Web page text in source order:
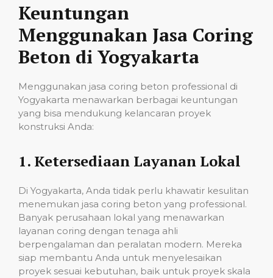
Keuntungan
Menggunakan Jasa Coring
Beton di Yogyakarta
Menggunakan jasa coring beton professional di
Yogyakarta menawarkan berbagai keuntungan
yang bisa mendukung kelancaran proyek
konstruksi Anda:
1. Ketersediaan Layanan Lokal
Di Yogyakarta, Anda tidak perlu khawatir kesulitan
menemukan jasa coring beton yang professional.
Banyak perusahaan lokal yang menawarkan
layanan coring dengan tenaga ahli
berpengalaman dan peralatan modern. Mereka
siap membantu Anda untuk menyelesaikan
proyek sesuai kebutuhan, baik untuk proyek skala